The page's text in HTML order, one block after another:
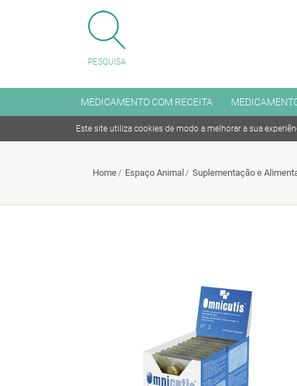
FECHAR MENU
MENU
Diarreia, Cólicas e Obstipação
PESQUISA
MEDICAMENTO COM RECEITA
Este site utiliza cookies de modo a melhorar a sua
Home Espaço Animal Suplementação e